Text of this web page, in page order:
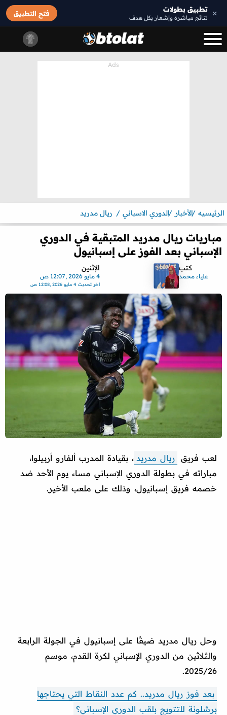
× تطبيق بطولات
نتائج مباشرة وإشعار بكل هدف
فتح التطبيق
الرئيسيه الأخبار الدوري الاسباني ريال مدريد
مباريات ريال مدريد المتبقية في الدوري
الإسباني بعد الفوز على إسبانيول
كتب
علياء محمد
الإثنين
4 مايو 2026 ,12:07 ص
اخر تحديث4 مايو 2026 ,12:08 ص
لعب فريق ريال مدريد ، بقيادة المدرب ألفارو أربيلوا،
مباراته في بطولة الدوري الإسباني مساء يوم الأحد ضد
خصمه فريق إسبانيول، وذلك على ملعب الأخير.
وحل ريال مدريد ضيفًا على إسبانيول في الجولة الرابعة
والثلاثين من الدوري الإسباني لكرة القدم، موسم
2025/26.
بعد فوز ريال مدريد.. كم عدد النقاط التي يحتاجها
برشلونة للتتويج بلقب الدوري الإسباني؟